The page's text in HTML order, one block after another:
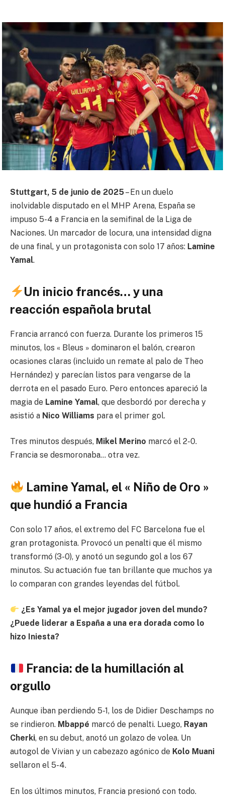
Stuttgart, 5 de junio de 2025– En un duelo
inolvidable disputado en el MHP Arena, España se
impuso 5-4 a Francia en la semifinal de la Liga de
Naciones. Un marcador de locura, una intensidad digna
de una final, y un protagonista con solo 17 años: Lamine
Yamal.
Un inicio francés… y una
reacción española brutal
Francia arrancó con fuerza. Durante los primeros 15
minutos, los « Bleus » dominaron el balón, crearon
ocasiones claras (incluido un remate al palo de Theo
Hernández) y parecían listos para vengarse de la
derrota en el pasado Euro. Pero entonces apareció la
magia de Lamine Yamal, que desbordó por derecha y
asistió a Nico Williams para el primer gol.
Tres minutos después, Mikel Merino marcó el 2-0.
Francia se desmoronaba… otra vez.
Lamine Yamal, el « Niño de Oro »
que hundió a Francia
Con solo 17 años, el extremo del FC Barcelona fue el
gran protagonista. Provocó un penalti que él mismo
transformó (3-0), y anotó un segundo gol a los 67
minutos. Su actuación fue tan brillante que muchos ya
lo comparan con grandes leyendas del fútbol.
¿Es Yamal ya el mejor jugador joven del mundo?
¿Puede liderar a España a una era dorada como lo
hizo Iniesta?
Francia: de la humillación al
orgullo
Aunque iban perdiendo 5-1, los de Didier Deschamps no
se rindieron. Mbappé marcó de penalti. Luego, Rayan
Cherki, en su debut, anotó un golazo de volea. Un
autogol de Vivian y un cabezazo agónico de Kolo Muani
sellaron el 5-4.
En los últimos minutos, Francia presionó con todo.